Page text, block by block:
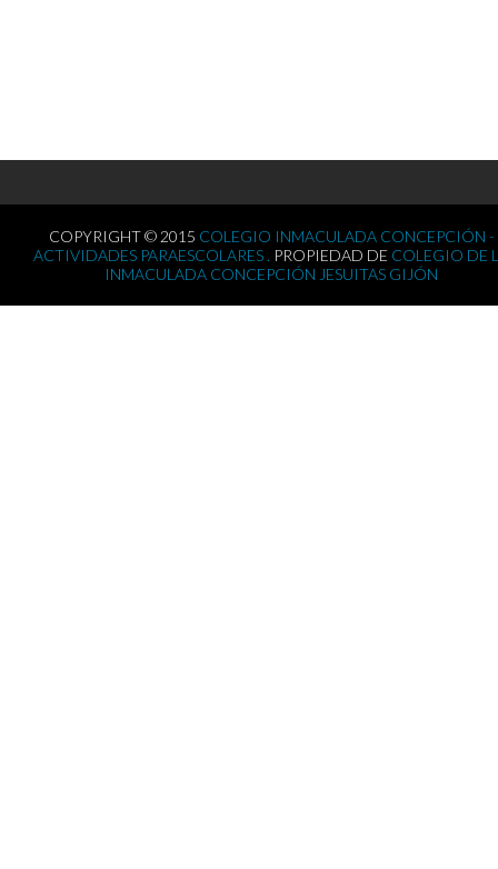
COPYRIGHT © 2015 COLEGIO INMACULADA CONCEPCIÓN -
ACTIVIDADES PARAESCOLARES . PROPIEDAD DE COLEGIO DE
INMACULADA CONCEPCIÓN JESUITAS GIJÓN